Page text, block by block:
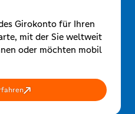
Girokonto für Ihren
mit der Sie weltweit
oder möchten mobil